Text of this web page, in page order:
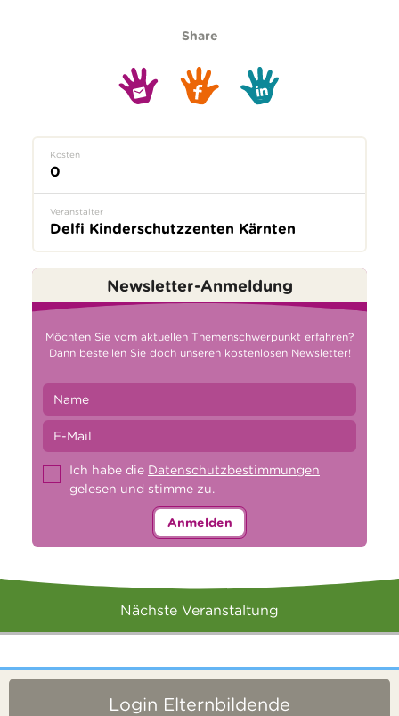
Share
Kosten
0
Veranstalter
Delfi Kinderschutzzenten Kärnten
Newsletter-Anmeldung
Möchten Sie vom aktuellen Themenschwerpunkt erfahren?
Dann bestellen Sie doch unseren kostenlosen Newsletter!
Ich habe die Datenschutzbestimmungen
gelesen und stimme zu.
Anmelden
Nächste Veranstaltung
Login Elternbildende